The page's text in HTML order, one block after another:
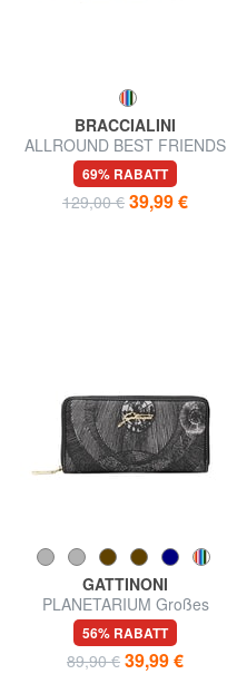
BRACCIALINI
ALLROUND BEST FRIENDS
Kompakte Geldbörse mit
Reißverschluss
69% RABATT
129,00 € 39,99 €
GATTINONI
PLANETARIUM Großes
Portemonnaie mit Rundum-
Reißverschluss
56% RABATT
89,90 € 39,99 €